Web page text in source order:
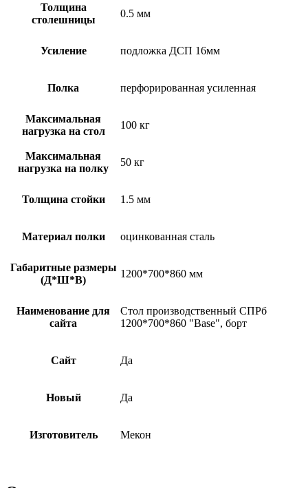
Толщина
столешницы
0.5 мм
Усиление подложка ДСП 16мм
Полка перфорированная усиленная
Максимальная
нагрузка на стол
100 кг
Максимальная
нагрузка на полку
50 кг
Толщина стойки 1.5 мм
Материал полки оцинкованная сталь
Габаритные размеры
(Д*Ш*В)
1200*700*860 мм
Наименование для
сайта
Стол производственный СПРб
1200*700*860 "Base", борт
Сайт Да
Новый Да
Изготовитель Мекон